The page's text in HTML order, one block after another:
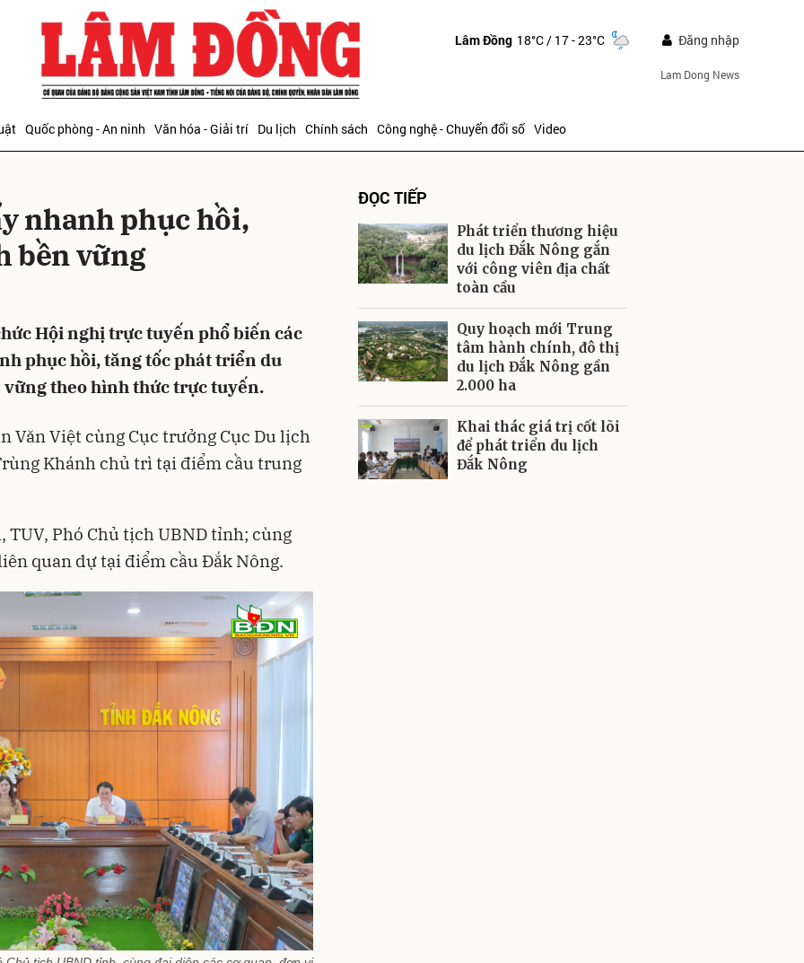
Lâm Đồng 18°C/ 17 - 23°C Đăng nhập
Lam Dong News
Quốc phòng - An ninh Văn hóa - Giải trí Du lịch Chính sách Công nghệ - Chuyển đổi số Video
nhanh phục hồi,
bền vững
Hội nghị trực tuyến phổ biến các
phục hồi, tăng tốc phát triển du
theo hình thức trực tuyến.
Văn Việt cùng Cục trưởng Cục Du lịch
Khánh chủ trì tại điểm cầu trung
Phó Chủ tịch UBND tỉnh; cùng
quan dự tại điểm cầu Đắk Nông.
ĐỌC TIẾP
Phát triển thương hiệu
du lịch Đắk Nông gắn
với công viên địa chất
toàn cầu
Quy hoạch mới Trung
tâm hành chính, đô thị
du lịch Đắk Nông gần
2.000 ha
Khai thác giá trị cốt lõi
để phát triển du lịch
Đắk Nông
luận